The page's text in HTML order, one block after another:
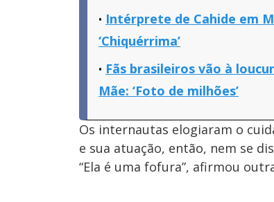
Intérprete de Cahide em
‘Chiquérrima’
Fãs brasileiros vão à
Mãe: ‘Foto de milhões’
Os internautas elogiaram o
e sua atuação, então, nem se
“Ela é uma fofura”, afirmou